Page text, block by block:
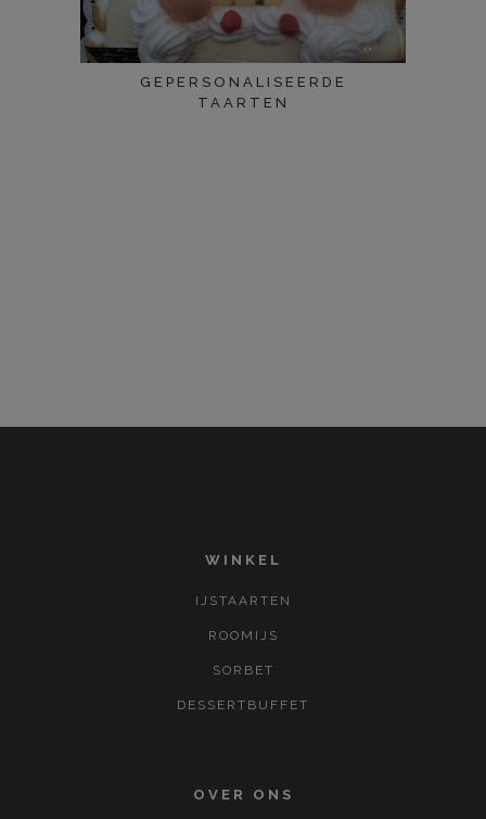
GEPERSONALISEERDE
TAARTEN
WINKEL
IJSTAARTEN
ROOMIJS
SORBET
DESSERTBUFFET
OVER ONS